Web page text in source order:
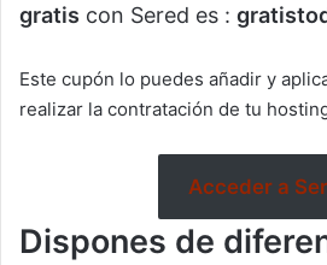
gratis con Sered es :
Este cupón lo puedes añadir y
realizar la contratación de tu
Acceder a
Dispones de